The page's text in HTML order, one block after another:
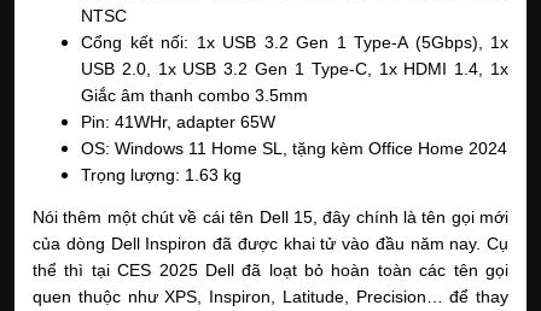
NTSC
Cổng kết nối: 1x USB 3.2 Gen 1 Type-A (5Gbps), 1x
USB 2.0, 1x USB 3.2 Gen 1 Type-C, 1x HDMI 1.4, 1x
Giắc âm thanh combo 3.5mm
Pin: 41WHr, adapter 65W
OS: Windows 11 Home SL, tặng kèm Office Home 2024
Trọng lượng: 1.63 kg
Nói thêm một chút về cái tên Dell 15, đây chính là tên gọi mới
của dòng Dell Inspiron đã được khai tử vào đầu năm nay. Cụ
thể thì tại CES 2025 Dell đã loạt bỏ hoàn toàn các tên gọi
quen thuộc như XPS, Inspiron, Latitude, Precision… để thay